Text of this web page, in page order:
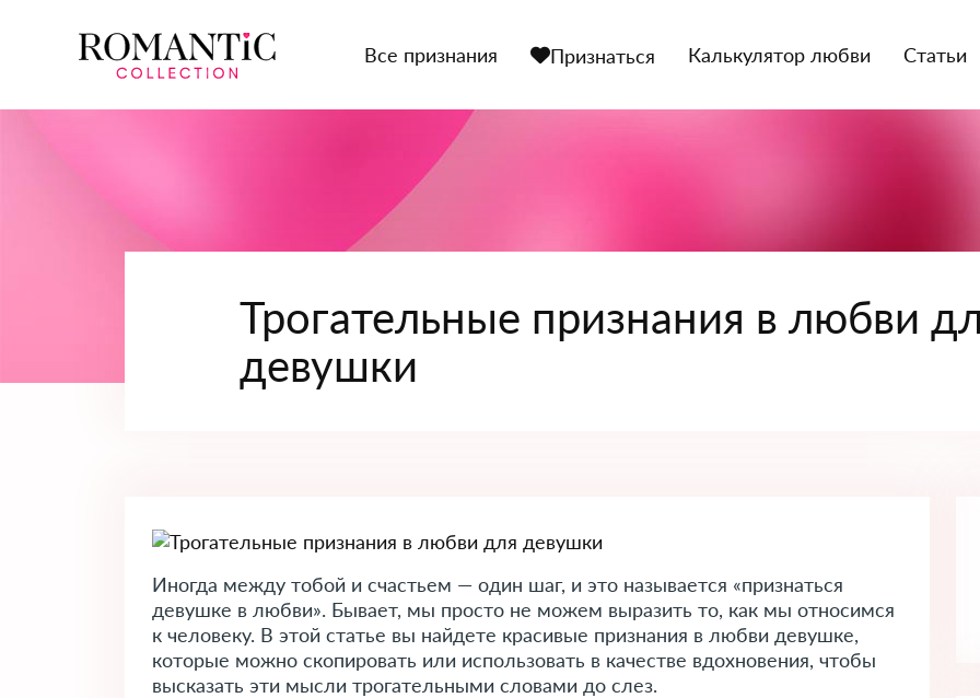
Все признания Признаться Калькулятор любви Статьи
Трогательные признания в любви
девушки
Иногда между тобой и счастьем — один шаг, и это называется «признаться
девушке в любви». Бывает, мы просто не можем выразить то, как мы относимся
к человеку. В этой статье вы найдете красивые признания в любви девушке,
которые можно скопировать или использовать в качестве вдохновения, чтобы
высказать эти мысли трогательными словами до слез.